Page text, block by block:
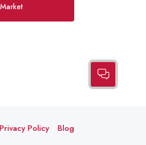
Privacy Policy Blog